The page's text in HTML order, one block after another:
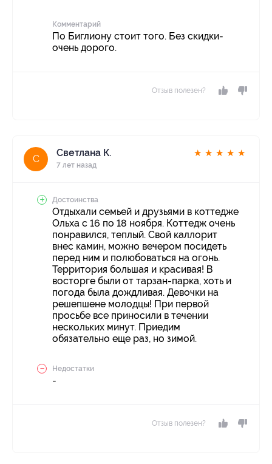
Комментарий
По Биглиону стоит того. Без скидки-
очень дорого.
Отзыв полезен?
С
Светлана К.
7 лет назад
★ ★ ★ ★ ★
Достоинства
Отдыхали семьей и друзьями в коттедже
Ольха с 16 по 18 ноября. Коттедж очень
понравился, теплый. Свой каллорит
внес камин, можно вечером посидеть
перед ним и полюбоваться на огонь.
Территория большая и красивая! В
восторге были от тарзан-парка, хоть и
погода была дождливая. Девочки на
решепшене молодцы! При первой
просьбе все приносили в течении
нескольких минут. Приедим
обязательно еще раз, но зимой.
Недостатки
-
Отзыв полезен?